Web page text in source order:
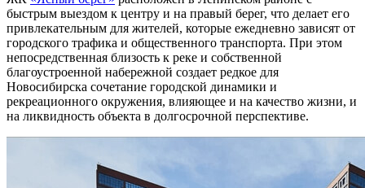
быстрым выездом к центру и на правый берег, что делает его
привлекательным для жителей, которые ежедневно зависят от
городского трафика и общественного транспорта. При этом
непосредственная близость к реке и собственной
благоустроенной набережной создает редкое для
Новосибирска сочетание городской динамики и
рекреационного окружения, влияющее и на качество жизни, и
на ликвидность объекта в долгосрочной перспективе.